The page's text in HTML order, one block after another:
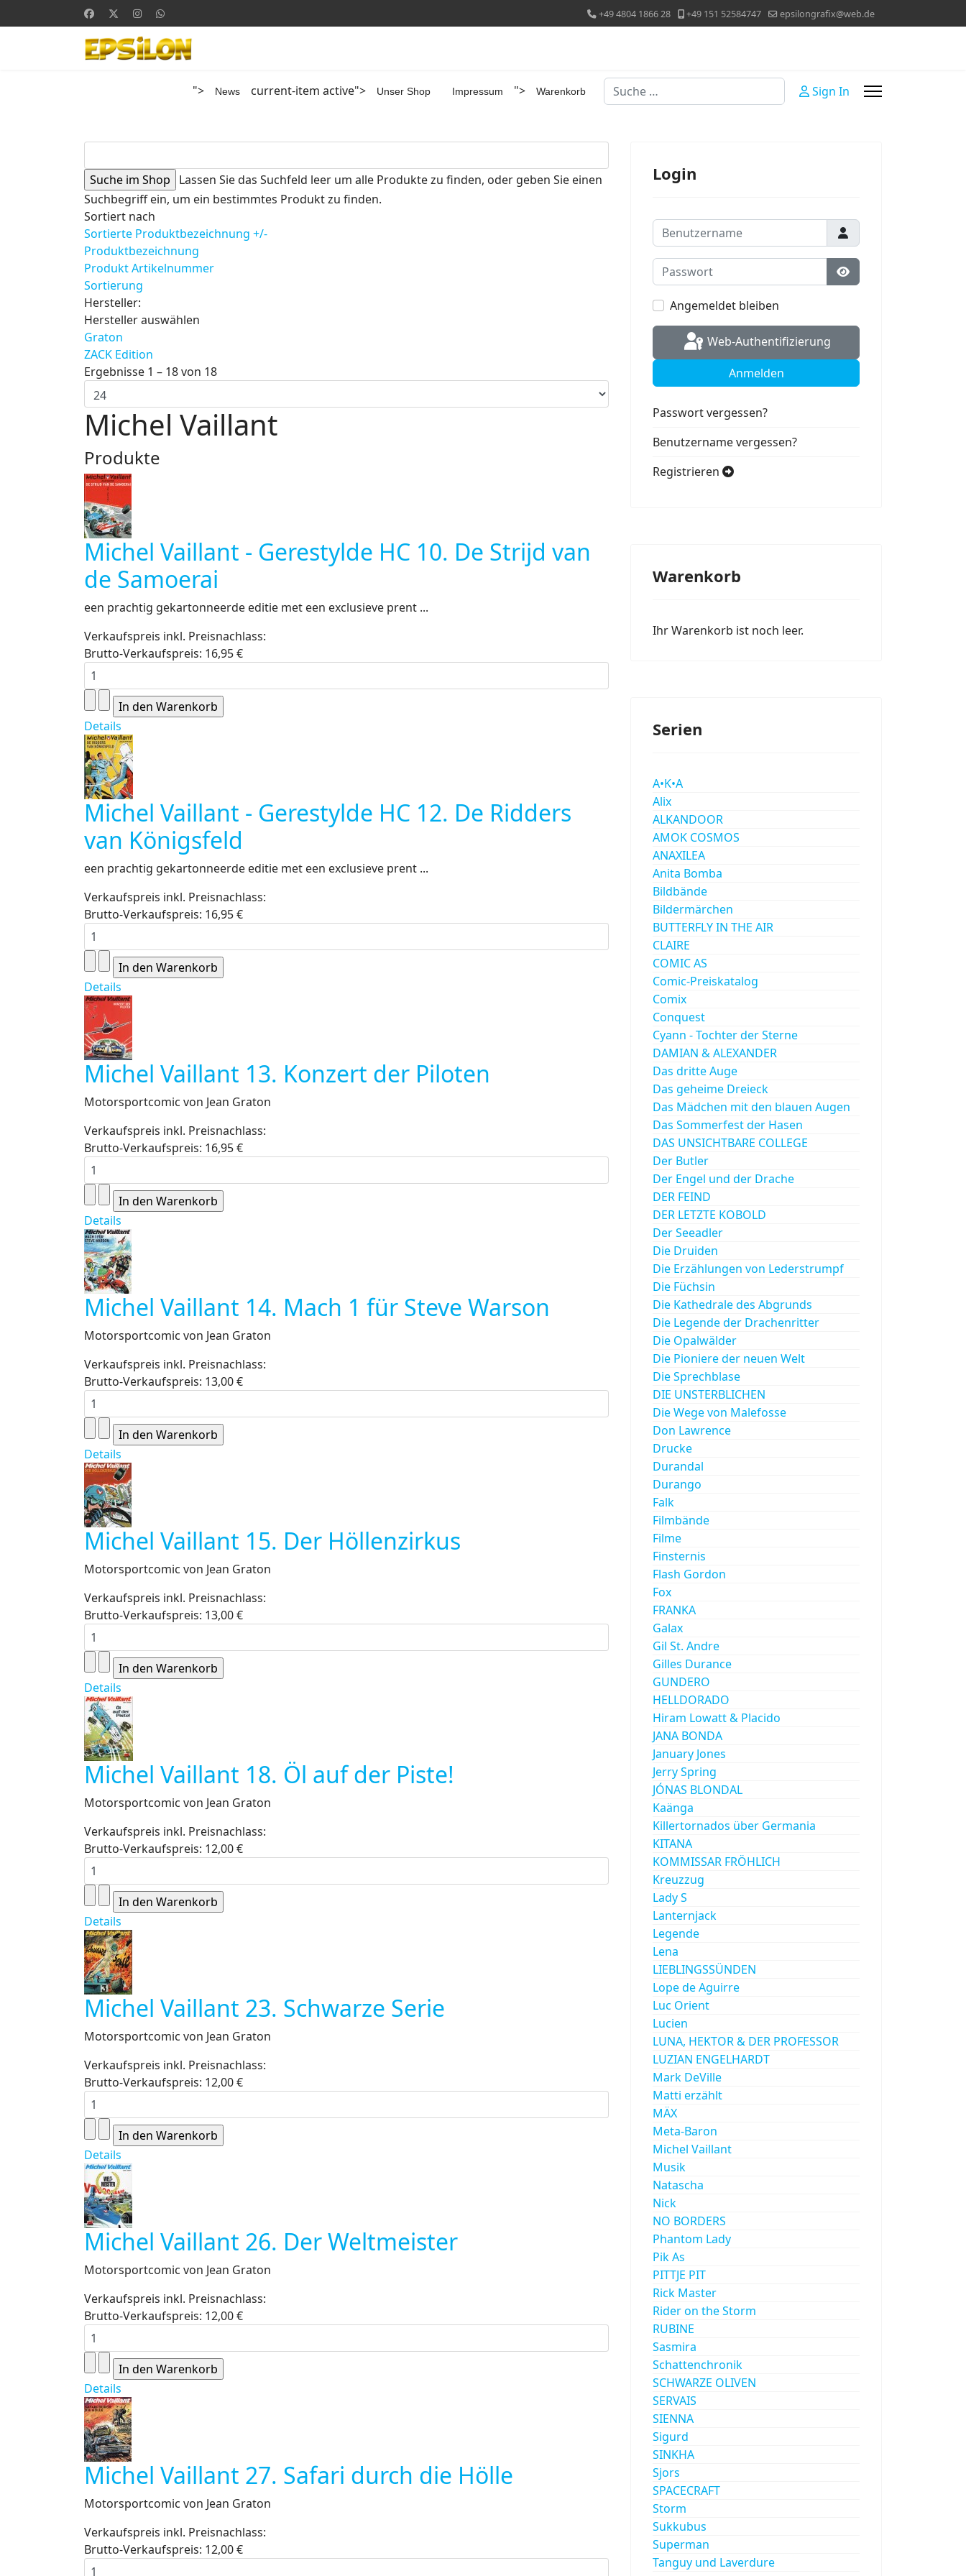
+49 4804 1866 28 +49 151 52584747 epsilongrafix@web.de
"> News current-item active"> Unser Shop Impressum "> Warenkorb Suchen Sign In
Lassen Sie das Suchfeld leer um alle Produkte zu finden, oder geben Sie einen
Suchbegriff ein, um ein bestimmtes Produkt zu finden.
Sortiert nach
Sortierte Produktbezeichnung +/-
Produktbezeichnung
Produkt Artikelnummer
Sortierung
Hersteller:
Hersteller auswählen
Graton
ZACK Edition
Ergebnisse 1 – 18 von 18
Michel Vaillant
Produkte
Michel Vaillant - Gerestylde HC 10. De Strijd van
de Samoerai
een prachtig gekartonneerde editie met een exclusieve prent ...
Verkaufspreis inkl. Preisnachlass:
Brutto-Verkaufspreis: 16,95 €
Details
Michel Vaillant - Gerestylde HC 12. De Ridders
van Königsfeld
een prachtig gekartonneerde editie met een exclusieve prent ...
Verkaufspreis inkl. Preisnachlass:
Brutto-Verkaufspreis: 16,95 €
Details
Michel Vaillant 13. Konzert der Piloten
Motorsportcomic von Jean Graton
Verkaufspreis inkl. Preisnachlass:
Brutto-Verkaufspreis: 16,95 €
Details
Michel Vaillant 14. Mach 1 für Steve Warson
Motorsportcomic von Jean Graton
Verkaufspreis inkl. Preisnachlass:
Brutto-Verkaufspreis: 13,00 €
Details
Michel Vaillant 15. Der Höllenzirkus
Motorsportcomic von Jean Graton
Verkaufspreis inkl. Preisnachlass:
Brutto-Verkaufspreis: 13,00 €
Details
Michel Vaillant 18. Öl auf der Piste!
Motorsportcomic von Jean Graton
Verkaufspreis inkl. Preisnachlass:
Brutto-Verkaufspreis: 12,00 €
Details
Michel Vaillant 23. Schwarze Serie
Motorsportcomic von Jean Graton
Verkaufspreis inkl. Preisnachlass:
Brutto-Verkaufspreis: 12,00 €
Details
Michel Vaillant 26. Der Weltmeister
Motorsportcomic von Jean Graton
Verkaufspreis inkl. Preisnachlass:
Brutto-Verkaufspreis: 12,00 €
Details
Michel Vaillant 27. Safari durch die Hölle
Motorsportcomic von Jean Graton
Verkaufspreis inkl. Preisnachlass:
Brutto-Verkaufspreis: 12,00 €
Login
Benutzername
Passwort
Passwort anzeigen
Angemeldet bleiben
Web-Authentifizierung
Anmelden
Passwort vergessen?
Benutzername vergessen?
Registrieren
Warenkorb
Ihr Warenkorb ist noch leer.
Serien
A•K•A
Alix
ALKANDOOR
AMOK COSMOS
ANAXILEA
Anita Bomba
Bildbände
Bildermärchen
BUTTERFLY IN THE AIR
CLAIRE
COMIC AS
Comic-Preiskatalog
Comix
Conquest
Cyann - Tochter der Sterne
DAMIAN & ALEXANDER
Das dritte Auge
Das geheime Dreieck
Das Mädchen mit den blauen Augen
Das Sommerfest der Hasen
DAS UNSICHTBARE COLLEGE
Der Butler
Der Engel und der Drache
DER FEIND
DER LETZTE KOBOLD
Der Seeadler
Die Druiden
Die Erzählungen von Lederstrumpf
Die Füchsin
Die Kathedrale des Abgrunds
Die Legende der Drachenritter
Die Opalwälder
Die Pioniere der neuen Welt
Die Sprechblase
DIE UNSTERBLICHEN
Die Wege von Malefosse
Don Lawrence
Drucke
Durandal
Durango
Falk
Filmbände
Filme
Finsternis
Flash Gordon
Fox
FRANKA
Galax
Gil St. Andre
Gilles Durance
GUNDERO
HELLDORADO
Hiram Lowatt & Placido
JANA BONDA
January Jones
Jerry Spring
JÓNAS BLONDAL
Kaänga
Killertornados über Germania
KITANA
KOMMISSAR FRÖHLICH
Kreuzzug
Lady S
Lanternjack
Legende
Lena
LIEBLINGSSÜNDEN
Lope de Aguirre
Luc Orient
Lucien
LUNA, HEKTOR & DER PROFESSOR
LUZIAN ENGELHARDT
Mark DeVille
Matti erzählt
MÄX
Meta-Baron
Michel Vaillant
Musik
Natascha
Nick
NO BORDERS
Phantom Lady
Pik As
PITTJE PIT
Rick Master
Rider on the Storm
RUBINE
Sasmira
Schattenchronik
SCHWARZE OLIVEN
SERVAIS
SIENNA
Sigurd
SINKHA
Sjors
SPACECRAFT
Storm
Sukkubus
Superman
Tanguy und Laverdure